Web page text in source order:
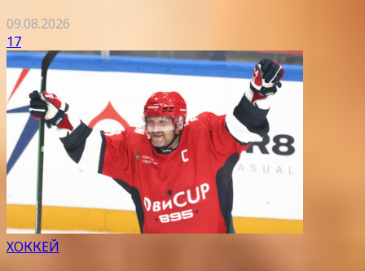
09.08.2026
17
ХОККЕЙ